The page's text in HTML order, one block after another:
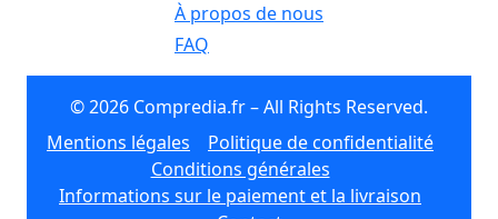
À propos de nous
FAQ
© 2026 Compredia.fr – All Rights Reserved.
Mentions légales
Politique de confidentialité
Conditions générales
Informations sur le paiement et la livraison